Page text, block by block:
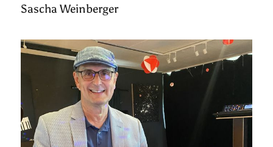
Sascha Weinberger